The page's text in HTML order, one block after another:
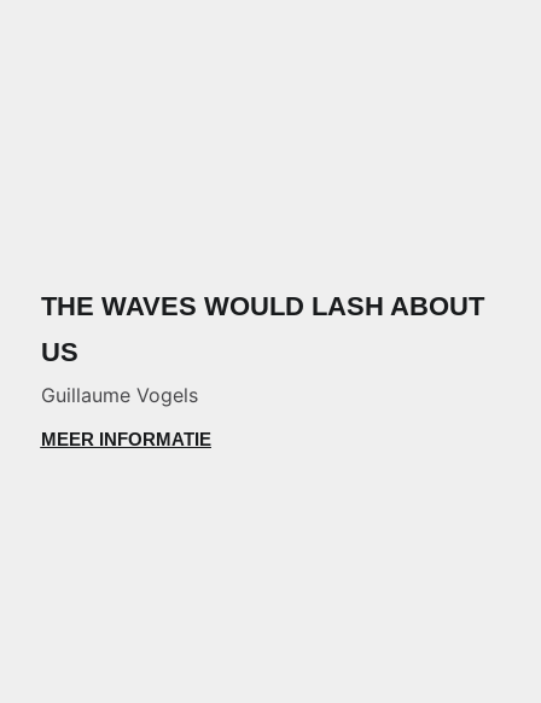
THE WAVES WOULD LASH ABOUT
US
Guillaume Vogels
MEER INFORMATIE